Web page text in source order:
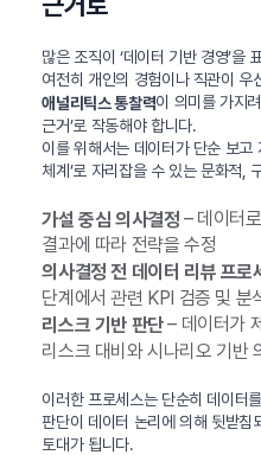
많은 조직이 ‘데이터 기반 경영’을
여전히 개인의 경험이나 직관이 우
애널리틱스 통찰력이 의미를 가지
근거’로 작동해야 합니다.
이를 위해서는 데이터가 단순 보고
체계’로 자리잡을 수 있는 문화적,
가설 중심 의사결정 – 데이터
결과에 따라 전략을 수정
의사결정 전 데이터 리뷰 프로
단계에서 관련 KPI 검증 및 분
리스크 기반 판단– 데이터가
리스크 대비와 시나리오 기반
이러한 프로세스는 단순히 데이터
판단이 데이터 논리에 의해 뒷받침
토대가 됩니다.